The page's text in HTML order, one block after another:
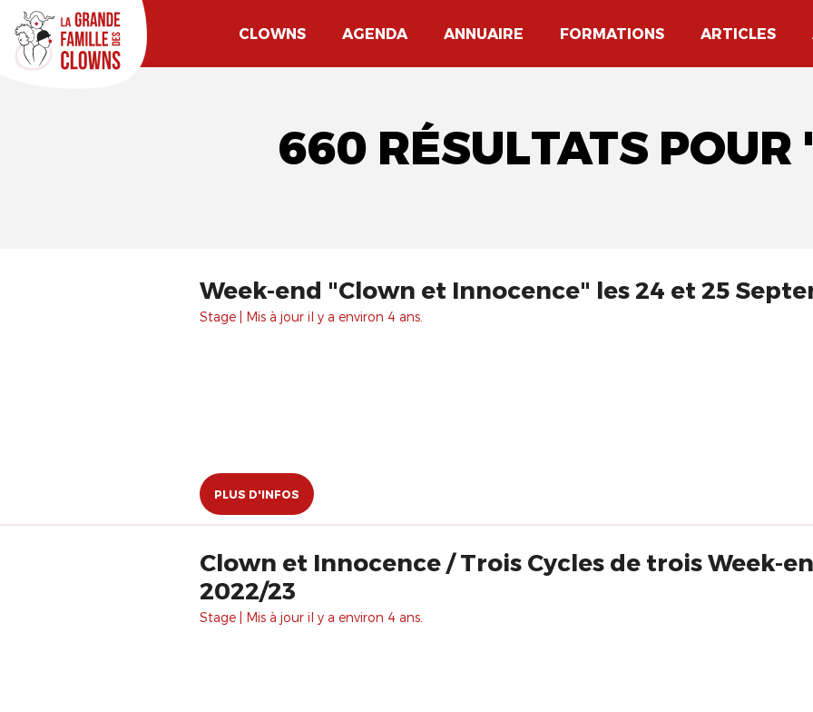
CLOWNS AGENDA ANNUAIRE FORMATIONS ARTICLES
660 RÉSULTATS
Week-end "Clown et Innocence" les 24 et 25
Stage | Mis à jour il y a environ 4 ans.
PLUS D'INFOS
Clown et Innocence / Trois Cycles de trois Week-
2022/23
Stage | Mis à jour il y a environ 4 ans.